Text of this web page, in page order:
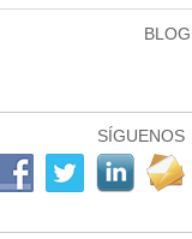
BLOG
SÍGUENOS